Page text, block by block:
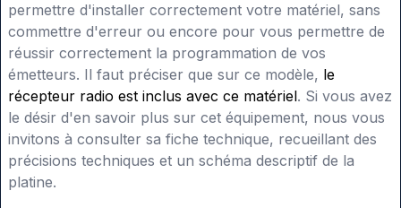
permettre d'installer correctement votre matériel, sans
commettre d'erreur ou encore pour vous permettre de
réussir correctement la programmation de vos
émetteurs. Il faut préciser que sur ce modèle, le
récepteur radio est inclus avec ce matériel. Si vous avez
le désir d'en savoir plus sur cet équipement, nous vous
invitons à consulter sa fiche technique, recueillant des
précisions techniques et un schéma descriptif de la
platine.